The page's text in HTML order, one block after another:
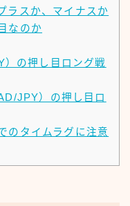
ラスか、マイナスか
なのか
の押し目ロング戦
JPY）の押し目ロ
のタイムラグに注意